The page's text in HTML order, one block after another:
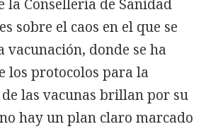
la Conselleria de Sanidad
sobre el caos en el que se
vacunación, donde se ha
los protocolos para la
las vacunas brillan por su
hay un plan claro marcado